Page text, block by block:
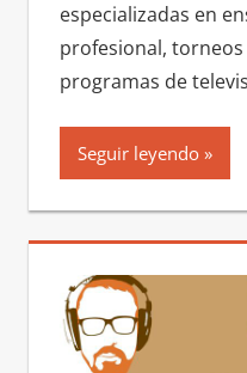
especializadas en
profesional,
programas de
Seguir leyendo